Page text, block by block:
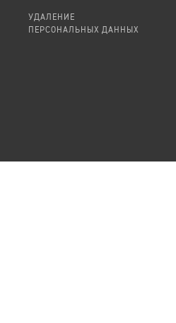
УДАЛЕНИЕ
ПЕРСОНАЛЬНЫХ ДАННЫХ